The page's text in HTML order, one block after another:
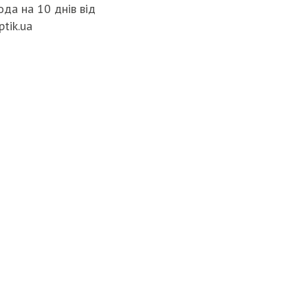
CAN
на 10 днів від